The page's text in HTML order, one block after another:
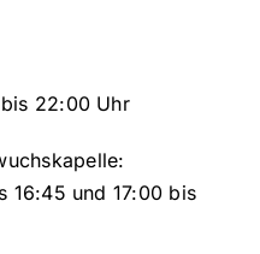
22:00 Uhr
:
16:45 und 17:00 bis